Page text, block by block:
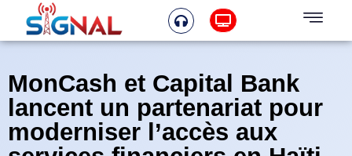
MonCash et Capital Bank
lancent un partenariat pour
moderniser l’accès aux